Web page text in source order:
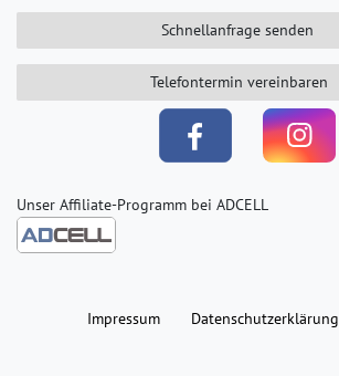
Schnellanfrage senden
Telefontermin vereinbaren
Unser Affiliate-Programm bei ADCELL
Impressum Daten­schutz­erklärung